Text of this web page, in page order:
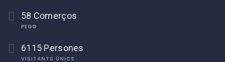
58 Comerços
PEGO
6115 Persones
VISITANTS ÚNICS